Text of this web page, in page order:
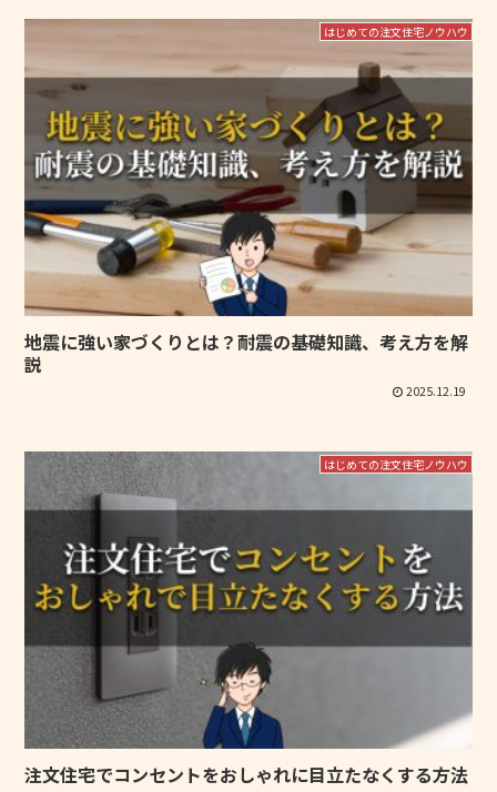
はじめての注文住宅ノウハウ
地震に強い家づくりとは？耐震の基礎知識、考え方を解
説
2025.12.19
はじめての注文住宅ノウハウ
注文住宅でコンセントをおしゃれに目立たなくする方法